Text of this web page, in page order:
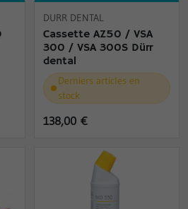
DURR DENTAL
Cassette AZ50 / VSA
300 / VSA 300S Dürr
dental
Derniers articles en
stock
138,00 €